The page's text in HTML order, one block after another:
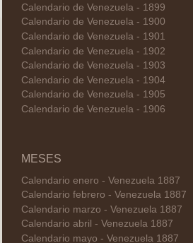
Calendario de Venezuela - 1899
Calendario de Venezuela - 1900
Calendario de Venezuela - 1901
Calendario de Venezuela - 1902
Calendario de Venezuela - 1903
Calendario de Venezuela - 1904
Calendario de Venezuela - 1905
Calendario de Venezuela - 1906
MESES
Calendario enero - Venezuela 1887
Calendario febrero - Venezuela 1887
Calendario marzo - Venezuela 1887
Calendario abril - Venezuela 1887
Calendario mayo - Venezuela 1887